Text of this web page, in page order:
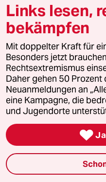
Themen
Bergsteigen
USA unter Trump
Katzen
Ceuta
Hitze
Links lesen,
bekämpfen
Mit doppelter Kraft für
Besonders jetzt
Rechtsextremismus
Daher gehen 50 Prozent
Neuanmeldungen an
eine Kampagne, die
und Jugendorte
